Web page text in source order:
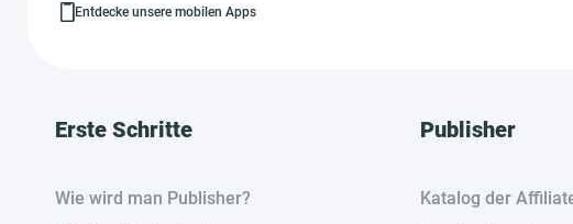
Entdecke unsere mobilen Apps
Erste Schritte
Wie wird man Publisher?
Publisher
Katalog der